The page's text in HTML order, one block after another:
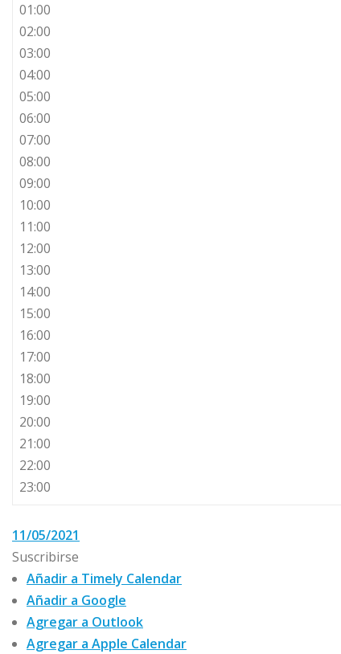
01:00
02:00
03:00
04:00
05:00
06:00
07:00
08:00
09:00
10:00
11:00
12:00
13:00
14:00
15:00
16:00
17:00
18:00
19:00
20:00
21:00
22:00
23:00
11/05/2021
Suscribirse
Añadir a Timely Calendar
Añadir a Google
Agregar a Outlook
Agregar a Apple Calendar